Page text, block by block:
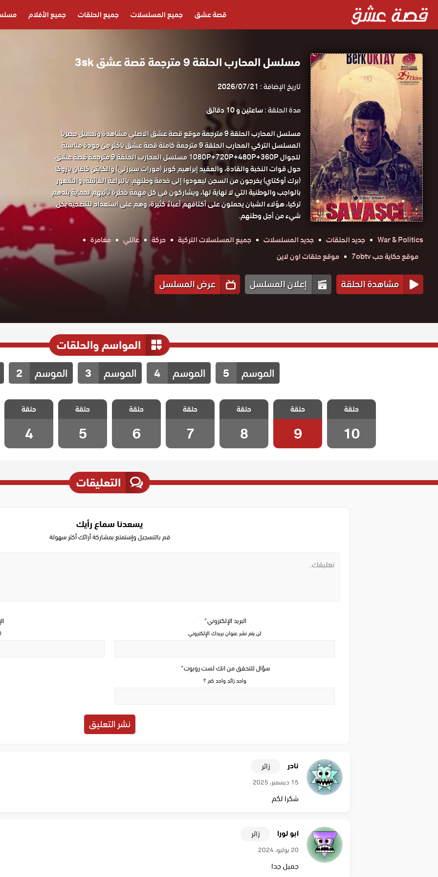
قصة عشق جميع المسلسلات جميع الحلقات جميع الأفلام
مسلسل المحارب الحلقة 9 مترجمة قصة عشق 3sk
تاريخ الإضافة : 2026/07/21
مدة الحلقة :ساعتين و 10 دقائق
مسلسل المحارب الحلقة 9 مترجمة موقع قصة عشق الاصلي مشاهدة وتحميل حصريا
المسلسل التركي المحارب الحلقة 9 مترجمة كاملة قصة عشق باكثر من جودة مناسبة
للجوال 1080P+720P+480P+360P مسلسل المحارب الحلقة 9 مترجمة قصة عشق.
حول قوات النخبة والقادة، والعقيد إبراهيم كوبز (مورات سيرزلي) والكابتن كاغان بازوكا
(برك أوكتاي) يخرجون من السجن ليعودوا إلى خدمة وطنهم. بالبراعة الفائقة، والشعور
بالواجب والوطنية التي لا نهاية لها، ويشاركون في كل مهمة خطرة تأتيهم لحماية بلدهم
تركيا، هؤلاء الشبان يحملون على أكتافهم أعباءً كثيرة، وهم على استعداد للتضحية بكل
شيء من أجل وطنهم.
War & Politics
جديد الحلقات جديد المسلسلات جميع المسلسلات التركية حركة عائلي
مغامرة
موقع حكاية حب 7obtv
موقع حلقات اون لاين
مشاهدة الحلقة إعلان المسلسل عرض المسلسل
المواسم والحلقات
الموسم 5 الموسم 4 الموسم 3 الموسم 2
مسلسل
المحارب الحلقة
10 والاخيرة
حلقة
10
مسلسل
المحارب الحلقة
9
حلقة
9
مسلسل
المحارب الحلقة
8
حلقة
8
مسلسل
المحارب الحلقة
7
حلقة
7
مسلسل
المحارب الحلقة
6
حلقة
6
مسلسل
المحارب الحلقة
5
حلقة
5
مسلسل
المحارب الحلقة
4
حلقة
4
التعليقات
يسعدنا سماع رأيك
قم بالتسجيل وإستمتع بمشاركة أرائك أكثر سهولة
سؤال للتحقق من انك لست روبوت*
واحد زائد واحد كم ؟
البريد الإلكتروني*
لن يتم نشر عنوان بريدك الإلكتروني
نادر زائر
15 ديسمبر، 2025
شكرا لكم
ابو لورا زائر
20 يوليو، 2024
جميل جدا